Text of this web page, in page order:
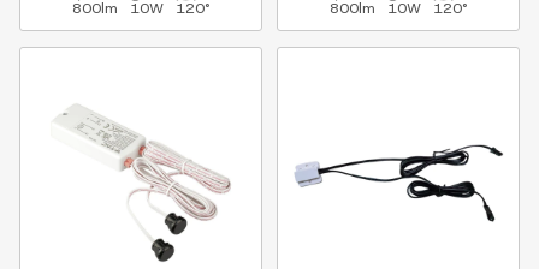
800lm 10W 120° 800lm 10W 120°